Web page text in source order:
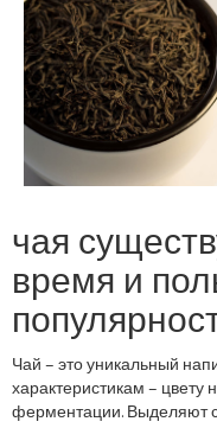
чая
время и
Чай – это уникальный
характеристикам – цвету
ферментации. Выделяют